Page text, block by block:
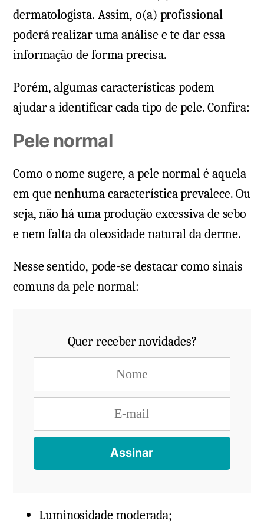
dermatologista. Assim, o(a) profissional
poderá realizar uma análise e te dar essa
informação de forma precisa.
Porém, algumas características podem
ajudar a identificar cada tipo de pele. Confira:
Pele normal
Como o nome sugere, a pele normal é aquela
em que nenhuma característica prevalece. Ou
seja, não há uma produção excessiva de sebo
e nem falta da oleosidade natural da derme.
Nesse sentido, pode-se destacar como sinais
comuns da pele normal:
Quer receber novidades?
Luminosidade moderada;